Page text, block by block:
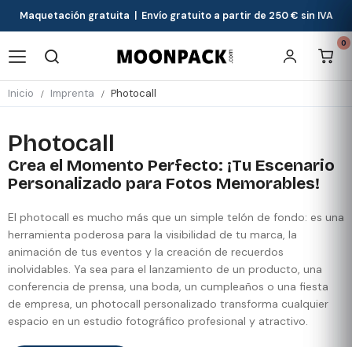
Maquetación gratuita | Envío gratuito a partir de 250 € sin IVA
0
Inicio Imprenta Photocall
Photocall
Crea el Momento Perfecto: ¡Tu Escenario
Personalizado para Fotos Memorables!
El photocall es mucho más que un simple telón de fondo: es una
herramienta poderosa para la visibilidad de tu marca, la
animación de tus eventos y la creación de recuerdos
inolvidables. Ya sea para el lanzamiento de un producto, una
conferencia de prensa, una boda, un cumpleaños o una fiesta
de empresa, un photocall personalizado transforma cualquier
espacio en un estudio fotográfico profesional y atractivo.